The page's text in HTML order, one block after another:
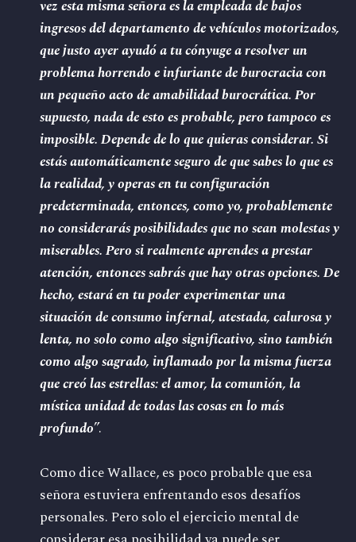
vez esta misma señora es la empleada de bajos
ingresos del departamento de vehículos motorizados,
que justo ayer ayudó a tu cónyuge a resolver un
problema horrendo e infuriante de burocracia con
un pequeño acto de amabilidad burocrática. Por
supuesto, nada de esto es probable, pero tampoco es
imposible. Depende de lo que quieras considerar. Si
estás automáticamente seguro de que sabes lo que es
la realidad, y operas en tu configuración
predeterminada, entonces, como yo, probablemente
no considerarás posibilidades que no sean molestas y
miserables. Pero si realmente aprendes a prestar
atención, entonces sabrás que hay otras opciones. De
hecho, estará en tu poder experimentar una
situación de consumo infernal, atestada, calurosa y
lenta, no solo como algo significativo, sino también
como algo sagrado, inflamado por la misma fuerza
que creó las estrellas: el amor, la comunión, la
mística unidad de todas las cosas en lo más
profundo”.
Como dice Wallace, es poco probable que esa
señora estuviera enfrentando esos desafíos
personales. Pero solo el ejercicio mental de